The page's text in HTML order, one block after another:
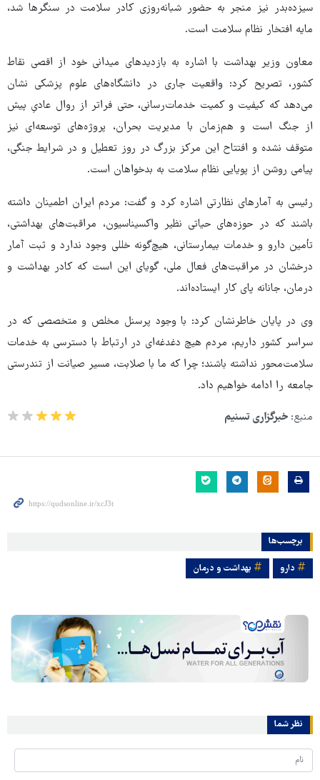
سیزده‌بدر نیز منجر به حضور شبانه‌روزی کادر سلامت در سنگرها شد،
مایه افتخار نظام سلامت است.
معاون وزیر بهداشت با اشاره به بازدیدهای میدانی خود از اقصی نقاط
کشور، تصریح کرد: واقعیت جاری در دانشگاه‌های علوم پزشکی نشان
می‌دهد که کیفیت و کمیت خدمات‌رسانی، حتی فراتر از روال عادیِ پیش
از جنگ است و هم‌زمان با مدیریت بحران، پروژه‌های توسعه‌ای نیز
متوقف نشده و افتتاح این مرکز بزرگ در روز تعطیل و در شرایط جنگی،
پیامی روشن از پویایی نظام سلامت به بدخواهان است.
رئیسی به آمارهای نظارتی اشاره کرد و گفت: مردم ایران اطمینان داشته
باشند که در حوزه‌های حیاتی نظیر واکسیناسیون، مراقبت‌های بهداشتی،
تأمین دارو و خدمات بیمارستانی، هیچ‌گونه خللی وجود ندارد و ثبت آمار
درخشان در مراقبت‌های فعال ملی، گویای این است که کادر بهداشت و
درمان، جانانه پای کار ایستاده‌اند.
وی در پایان خاطرنشان کرد: با وجود پرسنل مخلص و متخصصی که در
سراسر کشور داریم، مردم هیچ دغدغه‌ای در ارتباط با دسترسی به خدمات
سلامت‌محور نداشته باشند؛ چرا که ما با صلابت، مسیر صیانت از تندرستی
جامعه را ادامه خواهیم داد.
منبع: خبرگزاری تسنیم
برچسب‌ها
دارو بهداشت و درمان
نظر شما